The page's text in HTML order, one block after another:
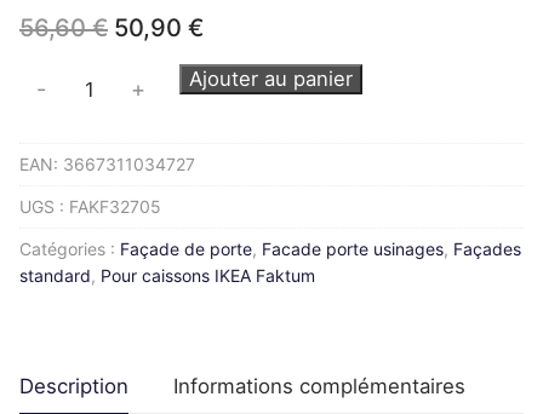
56,60€ Le
prix
était :
50,90 €
actuel
est :
quantité
FAKTUM
L32H70cm
- + Ajouter au panier
EAN: 3667311034727
UGS : FAKF32705
Catégories : Façade de porte, Facade porte usinages, Façades
standard, Pour caissons IKEA Faktum
Description Informations complémentaires